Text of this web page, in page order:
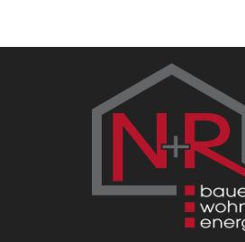
Zum